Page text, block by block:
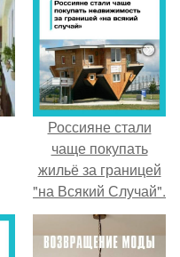
Россияне стали
чаще покупать
жильё за границей
"на Всякий Случай".